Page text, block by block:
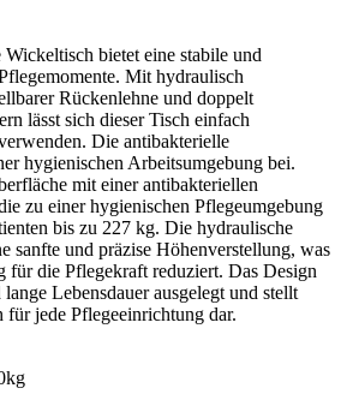
bietet eine stabile und
Mit hydraulisch
Rückenlehne und doppelt
lässt sich dieser Tisch einfach
Die antibakterielle
hygienischen Arbeitsumgebung bei.
mit einer antibakteriellen
zu einer hygienischen Pflegeumgebung
bis zu 227 kg. Die hydraulische
sanfte und präzise Höhenverstellung, was
für die Pflegekraft reduziert. Das Design
Lebensdauer ausgelegt und stellt
jede Pflegeeinrichtung dar.